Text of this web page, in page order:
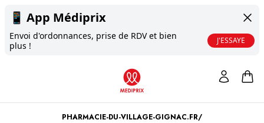
📱 App Médiprix
Envoi d'ordonnances, prise de RDV et bien
plus !
J'ESSAYE
PHARMACIE-DU-VILLAGE-GIGNAC.FR/